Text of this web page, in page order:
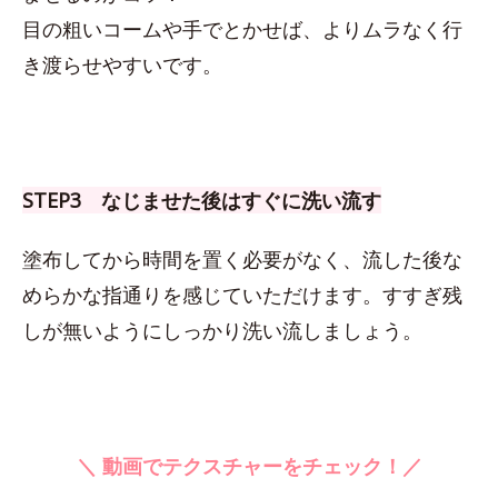
目の粗いコームや手でとかせば、よりムラなく行
き渡らせやすいです。
STEP3 なじませた後はすぐに洗い流す
塗布してから時間を置く必要がなく、流した後な
めらかな指通りを感じていただけます。すすぎ残
しが無いようにしっかり洗い流しましょう。
＼ 動画でテクスチャーをチェック！／